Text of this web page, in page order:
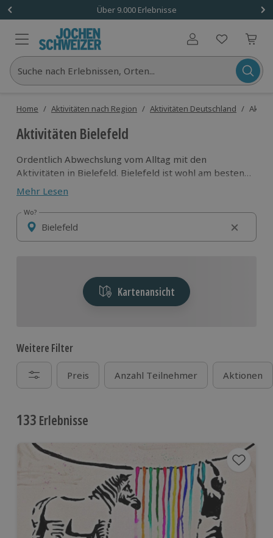
Über 9.000 Erlebnisse
Benutzerkonto
Suche nach Erlebnissen, Orten...
Home / Aktivitäten nach Region / Aktivitäten Deutschland /
Aktivitäten Bielefeld
Ordentlich Abwechslung vom Alltag mit den
Aktivitäten in Bielefeld. Bielefeld ist wohl am besten
für seinen Sportverein Arminia Bielefeld bekannt,
aber auch für satirische Verschwörungstheorien von
Studenten, ob es die Stadt überhaupt gibt – klar gibt
es sie, dennwenn du nach aufregenden Aktivitäten
suchst, ist Bielefeld eine ausgezeichnete
Mehr Lesen
Wo?
Wo?
Kartenansicht
Weitere Filter
Preis Anzahl Teilnehmer Aktionen
133 Erlebnisse